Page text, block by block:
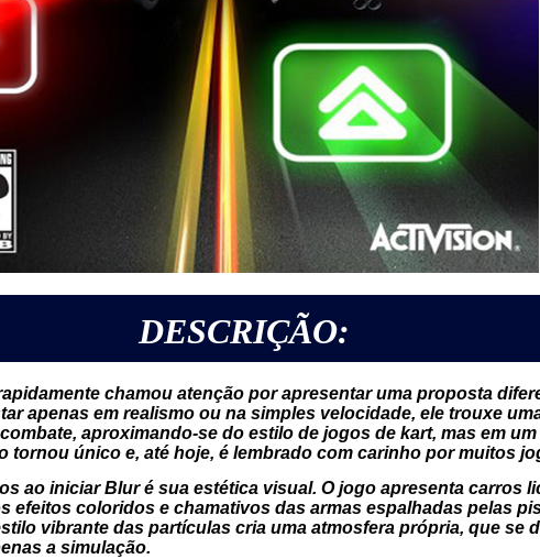
DESCRIÇÃO:
chamou atenção por apresentar uma proposta
apenas em realismo ou na simples velocidade, ele trouxe
aproximando-se do estilo de jogos de kart, mas em
tornou único e, até hoje, é lembrado com carinho por muitos
ao iniciarBluré sua estética visual. O jogo apresenta carros
efeitos coloridos e chamativos das armas espalhadas pelas
vibrante das partículas cria uma atmosfera própria, que se
a simulação.